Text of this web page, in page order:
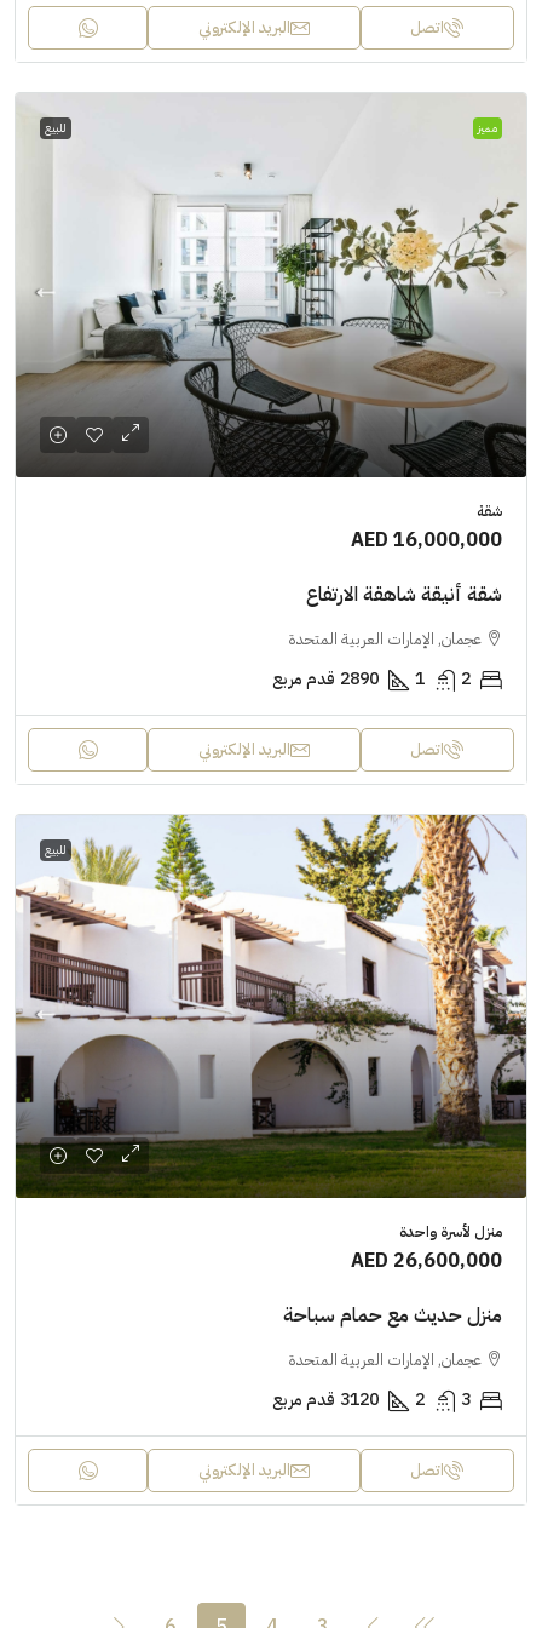
اتصل البريد الإلكتروني
مميز للبيع
شقة
AED 16,000,000
شقة أنيقة شاهقة الارتفاع
عجمان, الإمارات العربية المتحدة
2
1
2890 قدم مربع
اتصل البريد الإلكتروني
للبيع
منزل لأسرة واحدة
AED 26,600,000
منزل حديث مع حمام سباحة
عجمان, الإمارات العربية المتحدة
3
2
3120 قدم مربع
اتصل البريد الإلكتروني